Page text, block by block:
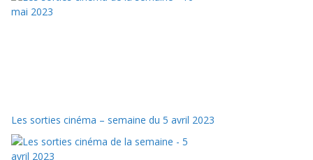
Les sorties cinéma – semaine du 5 avril 2023